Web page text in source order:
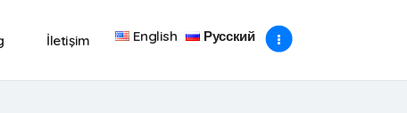
İletişim English Русский